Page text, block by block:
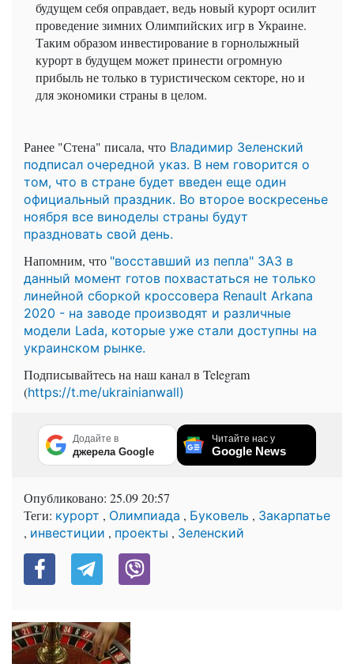
будущем себя оправдает, ведь новый курорт осилит
проведение зимних Олимпийских игр в Украине.
Таким образом инвестирование в горнолыжный
курорт в будущем может принести огромную
прибыль не только в туристическом секторе, но и
для экономики страны в целом.
Ранее "Стена" писала, что Владимир Зеленский
подписал очередной указ. В нем говорится о
том, что в стране будет введен еще один
официальный праздник. Во второе воскресенье
ноября все виноделы страны будут
праздновать свой день.
Напомним, что "восставший из пепла" ЗАЗ в
данный момент готов похвастаться не только
линейной сборкой кроссовера Renault Arkana
2020 - на заводе производят и различные
модели Lada, которые уже стали доступны на
украинском рынке.
Подписывайтесь на наш канал в Telegram
(https://t.me/ukrainianwall)
Додайте в
джерела Google
Читайте нас у
Google News
Опубликовано: 25.09 20:57
Теги: курорт , Олимпиада , Буковель , Закарпатье
, инвестиции , проекты , Зеленский